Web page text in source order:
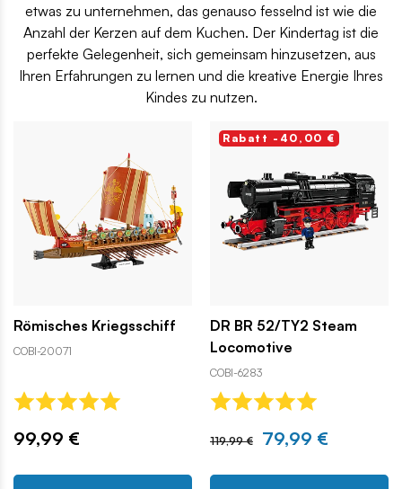
etwas zu unternehmen, das genauso fesselnd ist wie die
Anzahl der Kerzen auf dem Kuchen. Der Kindertag ist die
perfekte Gelegenheit, sich gemeinsam hinzusetzen, aus
Ihren Erfahrungen zu lernen und die kreative Energie Ihres
Kindes zu nutzen.
Römisches Kriegsschiff
COBI-20071
99,99 €
Rabatt -40,00 €
DR BR 52/TY2 Steam
Locomotive
COBI-6283
119,99 € 79,99 €